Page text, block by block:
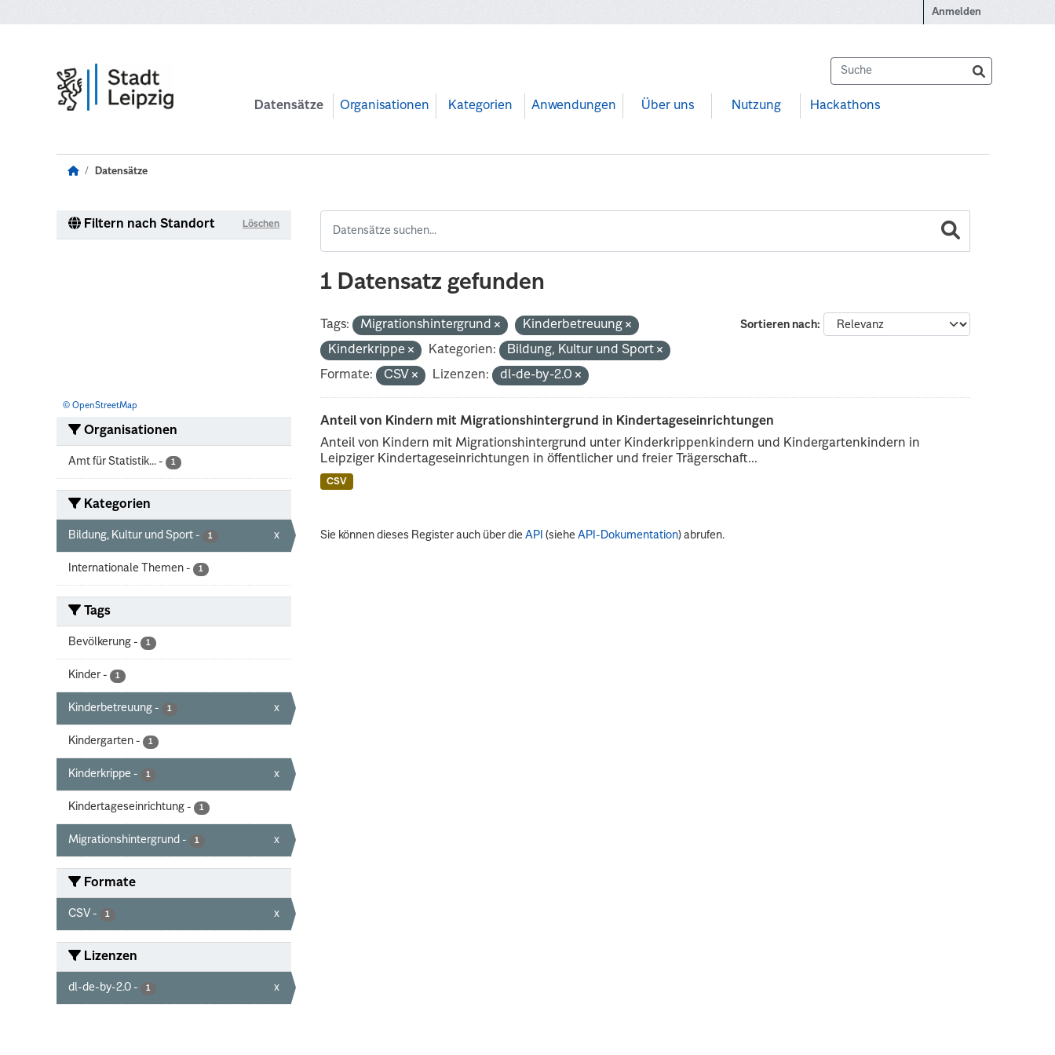
Anmelden
Datensätze Organisationen Kategorien Anwendungen Über uns Nutzung Hackathons
Datensätze
Filtern nach Standort Löschen
© OpenStreetMap
Organisationen
Amt für Statistik... - 1
Kategorien
Bildung, Kultur und Sport - 1 x
Internationale Themen - 1
Tags
Bevölkerung - 1
Kinder - 1
Kinderbetreuung - 1 x
Kindergarten - 1
Kinderkrippe - 1 x
Kindertageseinrichtung - 1
Migrationshintergrund - 1 x
Formate
CSV - 1 x
Lizenzen
dl-de-by-2.0 - 1 x
1 Datensatz gefunden
Sortieren nach
Tags: Migrationshintergrund
Kinderbetreuung
Kinderkrippe
Kategorien:
Bildung, Kultur und Sport
Formate:
CSV Lizenzen: dl-de-by-2.0
Anteil von Kindern mit Migrationshintergrund in Kindertageseinrichtungen
Anteil von Kindern mit Migrationshintergrund unter Kinderkrippenkindern und Kindergartenkindern in
Leipziger Kindertageseinrichtungen in öffentlicher und freier Trägerschaft...
CSV
Sie können dieses Register auch über dieAPI (sieheAPI-Dokumentation) abrufen.